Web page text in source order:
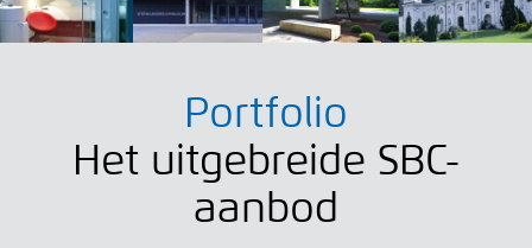
Portfolio
Het uitgebreide SBC-
aanbod